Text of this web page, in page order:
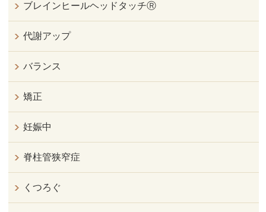
ブレインヒールヘッドタッチⓇ
代謝アップ
バランス
矯正
妊娠中
脊柱管狭窄症
くつろぐ